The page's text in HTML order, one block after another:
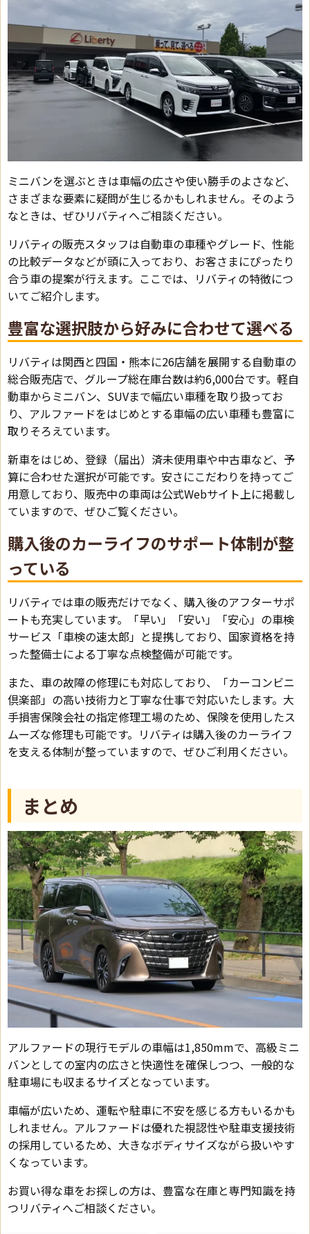
ミニバンを選ぶときは車幅の広さや使い勝手のよさなど、
さまざまな要素に疑問が生じるかもしれません。そのよう
なときは、ぜひリバティへご相談ください。
リバティの販売スタッフは自動車の車種やグレード、性能
の比較データなどが頭に入っており、お客さまにぴったり
合う車の提案が行えます。ここでは、リバティの特徴につ
いてご紹介します。
豊富な選択肢から好みに合わせて選べる
リバティは関西と四国・熊本に26店舗を展開する自動車の
総合販売店で、グループ総在庫台数は約6,000台です。軽自
動車からミニバン、SUVまで幅広い車種を取り扱ってお
り、アルファードをはじめとする車幅の広い車種も豊富に
取りそろえています。
新車をはじめ、登録（届出）済未使用車や中古車など、予
算に合わせた選択が可能です。安さにこだわりを持ってご
用意しており、販売中の車両は公式Webサイト上に掲載し
ていますので、ぜひご覧ください。
購入後のカーライフのサポート体制が整
っている
リバティでは車の販売だけでなく、購入後のアフターサポ
ートも充実しています。「早い」「安い」「安心」の車検
サービス「車検の速太郎」と提携しており、国家資格を持
った整備士による丁寧な点検整備が可能です。
また、車の故障の修理にも対応しており、「カーコンビニ
倶楽部」の高い技術力と丁寧な仕事で対応いたします。大
手損害保険会社の指定修理工場のため、保険を使用したス
ムーズな修理も可能です。リバティは購入後のカーライフ
を支える体制が整っていますので、ぜひご利用ください。
まとめ
アルファードの現行モデルの車幅は1,850mmで、高級ミニ
バンとしての室内の広さと快適性を確保しつつ、一般的な
駐車場にも収まるサイズとなっています。
車幅が広いため、運転や駐車に不安を感じる方もいるかも
しれません。アルファードは優れた視認性や駐車支援技術
の採用しているため、大きなボディサイズながら扱いやす
くなっています。
お買い得な車をお探しの方は、豊富な在庫と専門知識を持
つリバティへご相談ください。